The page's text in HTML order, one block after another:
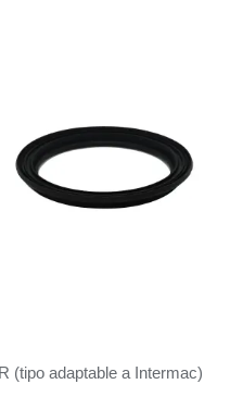
(tipo adaptable a Intermac)